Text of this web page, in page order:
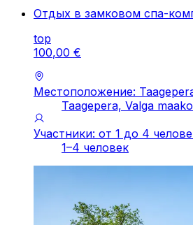
Отдых в замковом спа-
top
100,00 €
Местоположение:
Taagepera, Valga
Участники: от 1 до 4
1–4 человек